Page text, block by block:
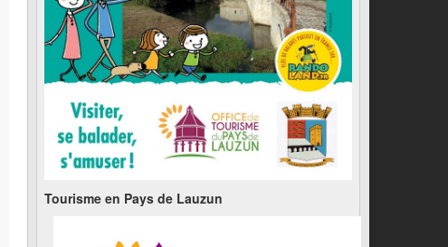
Tourisme en Pays de Lauzun